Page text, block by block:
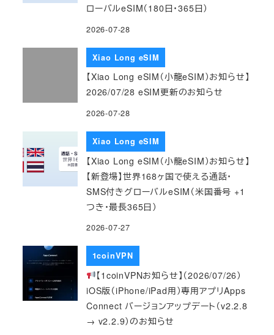
ローバルeSIM（180日・365日）
2026-07-28
Xiao Long eSIM
【Xiao Long eSIM（小龍eSIM）お知らせ】
2026/07/28 eSIM更新のお知らせ
2026-07-28
Xiao Long eSIM
【Xiao Long eSIM（小龍eSIM）お知らせ】
【新登場】世界168ヶ国で使える通話・
SMS付きグローバルeSIM（米国番号 +1
つき・最長365日）
2026-07-27
1coinVPN
【1coinVPNお知らせ】（2026/07/26）
iOS版（iPhone/iPad用）専用アプリApps
Connect バージョンアップデート（v2.2.8
→ v2.2.9）のお知らせ